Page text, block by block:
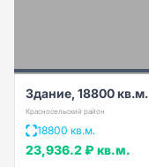
Здание, 18800 кв.м.
Красносельский район
18800 кв.м.
23,936.2 ₽ кв.м.